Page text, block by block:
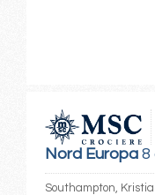
Nord Europa8
Southampton,